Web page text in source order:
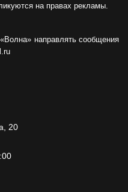
на правах рекламы.
направлять сообщения
20